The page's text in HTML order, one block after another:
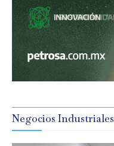
Negocios Industriales